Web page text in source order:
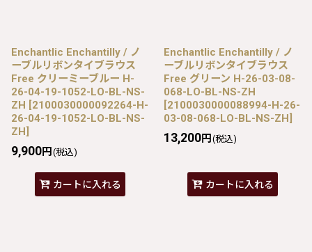
Enchantlic Enchantilly / ノ
ーブルリボンタイブラウス
Free クリーミーブルー H-
26-04-19-1052-LO-BL-NS-
ZH [2100030000092264-H-
26-04-19-1052-LO-BL-NS-
ZH]
9,900円 (税込)
カートに入れる
Enchantlic Enchantilly / ノ
ーブルリボンタイブラウス
Free グリーン H-26-03-08-
068-LO-BL-NS-ZH
[2100030000088994-H-26-
03-08-068-LO-BL-NS-ZH]
13,200円 (税込)
カートに入れる